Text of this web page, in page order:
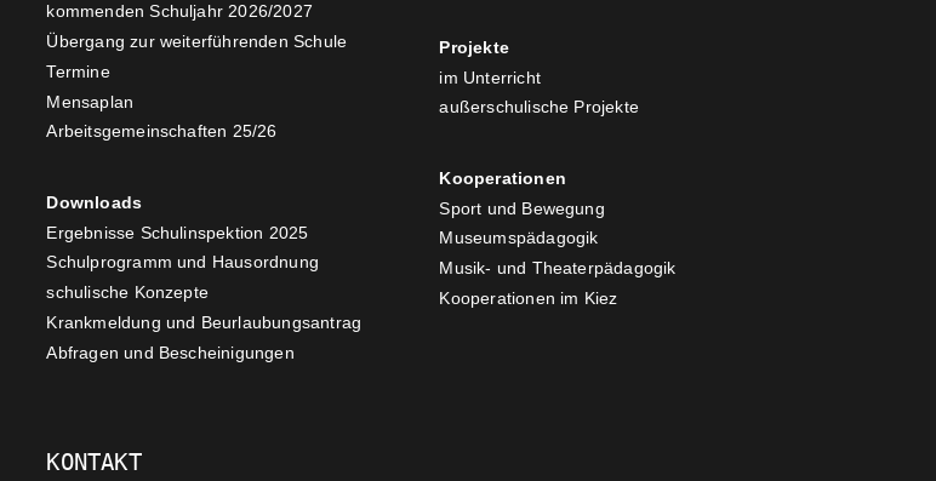
kommenden Schuljahr 2026/2027
Übergang zur weiterführenden Schule
Termine
Mensaplan
Arbeitsgemeinschaften 25/26
Downloads
Ergebnisse Schulinspektion 2025
Schulprogramm und Hausordnung
schulische Konzepte
Krankmeldung und Beurlaubungsantrag
Abfragen und Bescheinigungen
Projekte
im Unterricht
außerschulische Projekte
Kooperationen
Sport und Bewegung
Museumspädagogik
Musik- und Theaterpädagogik
Kooperationen im Kiez
KONTAKT